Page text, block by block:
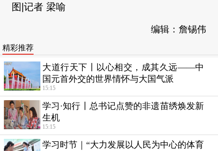
图|记者 梁喻
编辑：詹锡伟
精彩推荐